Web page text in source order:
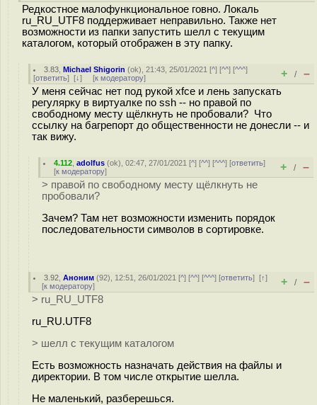
Редкостное малофункциональное говно. Локаль
ru_RU_UTF8 поддерживает неправильно. Также нет
возможности из папки запустить шелл с текущим
каталогом, который отображен в эту папку.
3.83 ,Michael Shigorin (ok), 21:43, 25/01/2021 [^] [^^] [^^^]
[ответить] [↓] [к модератору] + / –
У меня сейчас нет под рукой xfce и лень запускать
регулярку в виртуалке по ssh -- но правой по
свободному месту щёлкнуть не пробовали? Что
ссылку на багрепорт до общественности не донесли -- и
так вижу.
4.112 ,adolfus (ok), 02:47, 27/01/2021 [^] [^^] [^^^] [ответить]
[к модератору] + / –
> правой по свободному месту щёлкнуть не
пробовали?
Зачем? Там нет возможности изменить порядок
последовательности символов в сортировке.
3.92 ,Аноним (92), 12:51, 26/01/2021 [^] [^^] [^^^] [ответить][↑]
[к модератору] + / –
> ru_RU_UTF8
ru_RU.UTF8
> шелл с текущим каталогом
Есть возможность назначать действия на файлы и
директории. В том числе открытие шелла.
Не маленький, разберешься.